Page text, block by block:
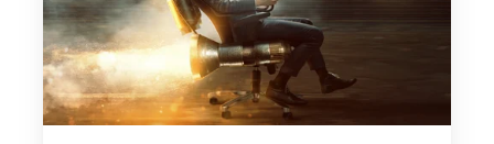
Qu'est-
ce
qu'un
site